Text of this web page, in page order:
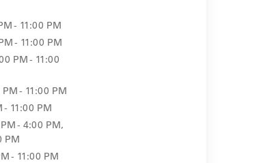
- 11:00 PM
- 11:00 PM
PM - 11:00
- 11:00 PM
- 11:00 PM
- 4:00 PM,
PM
- 11:00 PM